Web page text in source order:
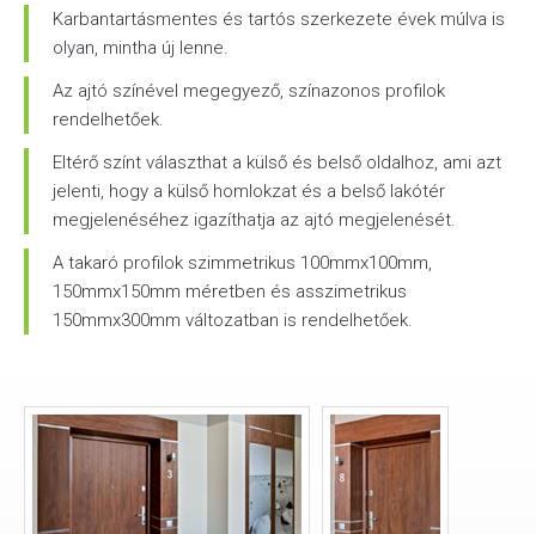
Karbantartásmentes és tartós szerkezete évek múlva is
olyan, mintha új lenne.
Az ajtó színével megegyező, színazonos profilok
rendelhetőek.
Eltérő színt választhat a külső és belső oldalhoz, ami azt
jelenti, hogy a külső homlokzat és a belső lakótér
megjelenéséhez igazíthatja az ajtó megjelenését.
A takaró profilok szimmetrikus 100mmx100mm,
150mmx150mm méretben és asszimetrikus
150mmx300mm változatban is rendelhetőek.